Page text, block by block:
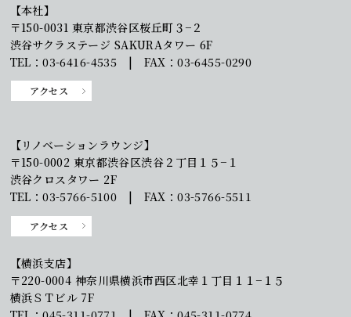
【本社】
〒150-0031 東京都渋谷区桜丘町３−２
渋谷サクラステージ SAKURAタワー 6F
TEL：03-6416-4535 | FAX：03-6455-0290
アクセス
【リノベーションラウンジ】
〒150-0002 東京都渋谷区渋谷２丁目１５−１
渋谷クロスタワー 2F
TEL：03-5766-5100 | FAX：03-5766-5511
アクセス
【横浜支店】
〒220-0004 神奈川県横浜市西区北幸１丁目１１−１５
横浜ＳＴビル 7F